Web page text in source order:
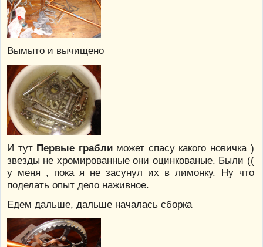
Вымыто и вычищено
И тут Первые граблиможет спасу какого новичка )
звезды не хромированные они оцинкованые. Были ((
у меня , пока я не засунул их в лимонку. Ну что
поделать опыт дело наживное.
Едем дальше, дальше началась сборка